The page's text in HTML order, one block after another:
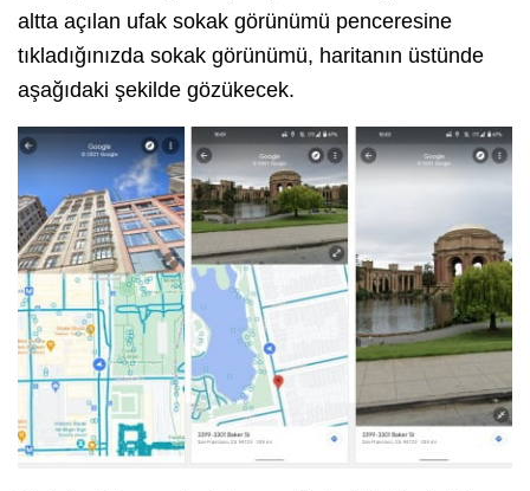
altta açılan ufak sokak görünümü penceresine
tıkladığınızda sokak görünümü, haritanın üstünde
aşağıdaki şekilde gözükecek.